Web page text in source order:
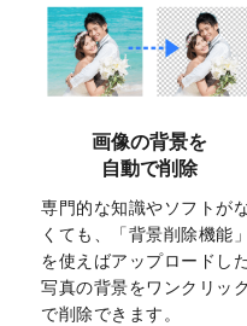
2025/6/9
「背景削
2025/4/3
DMのデ
た。
を追加し
マスキン
を追加し
2025/1/15
配置でき
（pdf、
2024/12/24
2025年
画像の背景を
自動で削除
専門的な知識やソフトが
くても、「背景削除機能」
を使えばアップロードし
写真の背景をワンクリック
で削除できます。